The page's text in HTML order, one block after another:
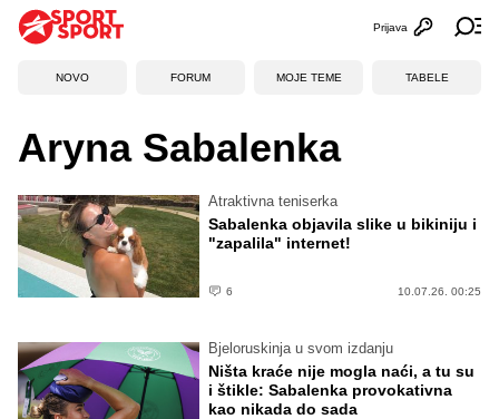
Otvori
Prijava
NOVO FORUM MOJE TEME TABELE
Aryna Sabalenka
Atraktivna teniserka
Sabalenka objavila slike u bikiniju i
"zapalila" internet!
6 10.07.26. 00:25
Bjeloruskinja u svom izdanju
Ništa kraće nije mogla naći, a tu su
i štikle: Sabalenka provokativna
kao nikada do sada